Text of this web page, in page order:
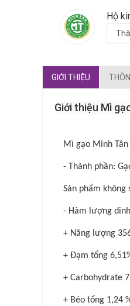
GIỚI THIỆU
Giới thiệu Mì
Mì gạo Minh
- Thành phần:
Sản phẩm
- Hàm lượng
+ Năng lượng
+ Đạm tổng
+ Carbohydrate
+ Béo tổng 1,24